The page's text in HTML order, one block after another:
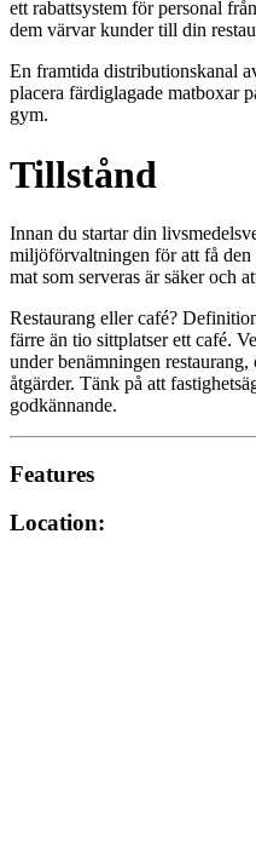
ett rabattsystem för personal
dem värvar kunder till din
En framtida distributionskanal
placera färdiglagade matboxar
gym.
Tillstånd
Innan du startar din
miljöförvalt­ningen för att få den
mat som serveras är säker och
Restaurang eller café?
färre än tio sittplatser ett café.
under benämningen
åtgärder. Tänk på att
godkännande.
Features
Location: